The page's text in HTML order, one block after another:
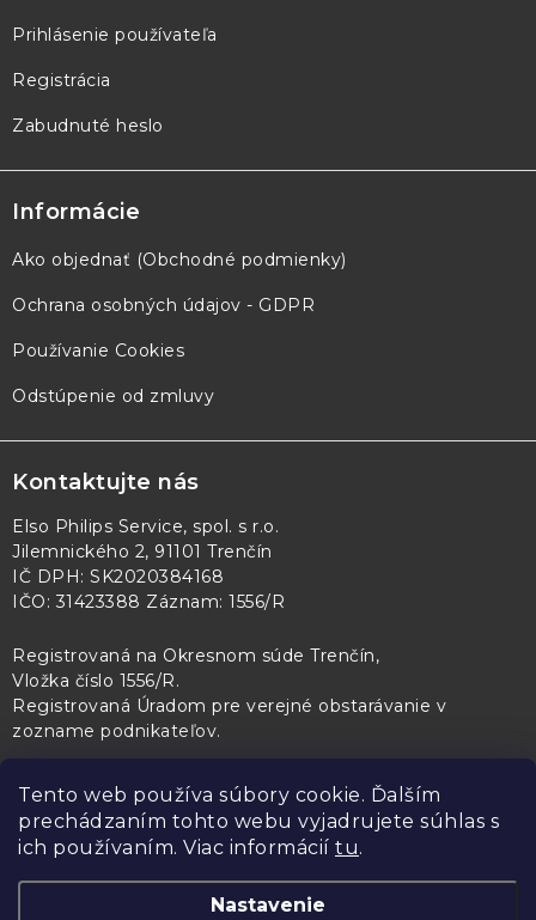
Tento web používa súbory cookie. Ďalším
prechádzaním tohto webu vyjadrujete súhlas s
ich používaním. Viac informácií tu.
Nastavenie
Prihlásenie používateľa
Registrácia
Zabudnuté heslo
Informácie
Ako objednať (Obchodné podmienky)
Ochrana osobných údajov - GDPR
Používanie Cookies
Odstúpenie od zmluvy
Kontaktujte nás
Elso Philips Service, spol. s r.o.
Jilemnického 2, 91101 Trenčín
IČ DPH: SK2020384168
IČO: 31423388 Záznam: 1556/R
Registrovaná na Okresnom súde Trenčín,
Vložka číslo 1556/R.
Registrovaná Úradom pre verejné obstarávanie v
zozname podnikateľov.
PL Servis Kontroltech Technický skúšobný ústav Piešťany